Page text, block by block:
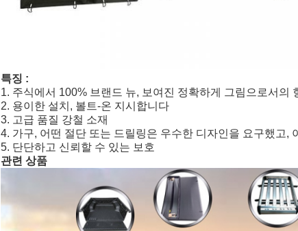
특징 :
1. 주식에서 100% 브랜드 뉴, 보여진 정확하게 그림으로서의
2. 용이한 설치, 볼트-온 지시합니다
3. 고급 품질 강철 소재
4. 가구, 어떤 절단 또는 드릴링은 우수한 디자인을 요구했고,
5. 단단하고 신뢰할 수 있는 보호
관련 상품